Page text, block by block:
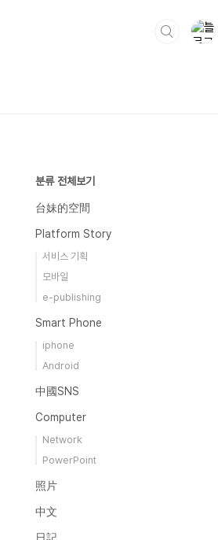
분류 전체보기
台妹的空間
Platform Story
서비스 기획
모바일
e-publishing
Smart Phone
iphone
Android
中國SNS
Computer
Network
PowerPoint
照片
中文